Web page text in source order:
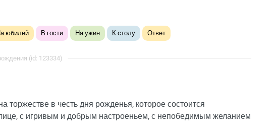
юбилей В гости На ужин К столу Ответ
(id: 123334)
торжестве в честь дня рожденья, которое состоится
лице, с игривым и добрым настроеньем, с непобедимым желанием